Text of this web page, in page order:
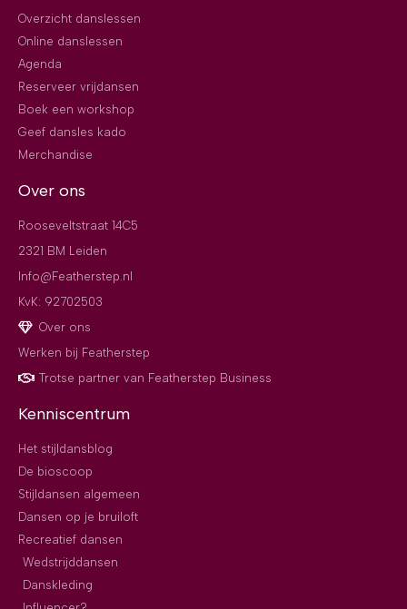
Overzicht danslessen
Online danslessen
Agenda
Reserveer vrijdansen
Boek een workshop
Geef dansles kado
Merchandise
Over ons
Rooseveltstraat 14C5
2321 BM Leiden
Info@Featherstep.nl
KvK: 92702503
Over ons
Werken bij Featherstep
Trotse partner van Featherstep Business
Kenniscentrum
Het stijldansblog
De bioscoop
Stijldansen algemeen
Dansen op je bruiloft
Recreatief dansen
Wedstrijddansen
Danskleding